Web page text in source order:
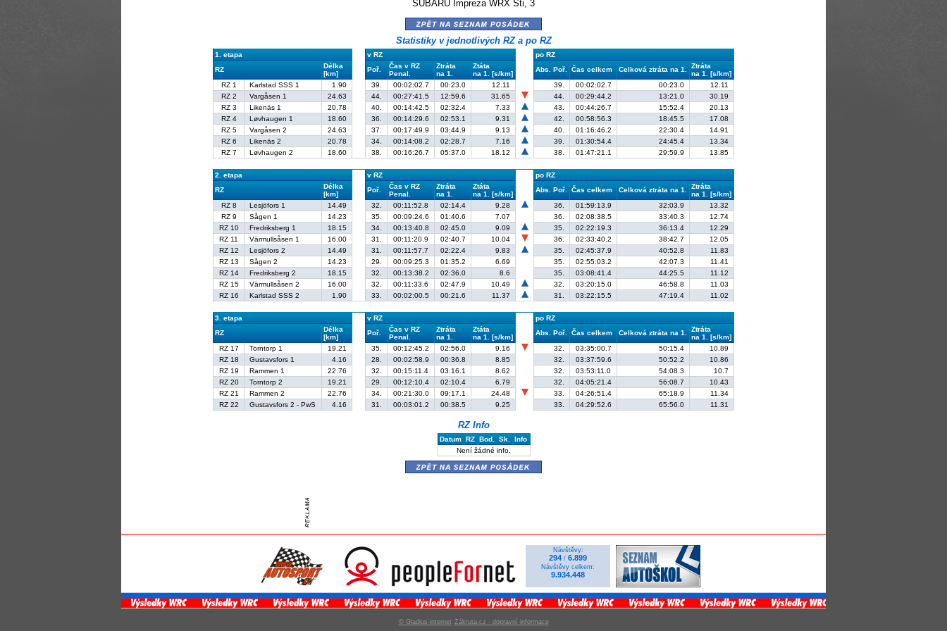
SUBARU Impreza WRX Sti, 3
zpět na seznam posádek
Statistiky v jednotlivých RZ a po RZ
1. etapa v RZ
po RZ
RZ
Délka
[km]
Poř.
Čas v RZ
Penal.
Ztráta
na 1.
Ztáta
na 1. [s/km]
Abs. Poř. Čas celkem Celková ztráta na 1.
Ztráta
na 1. [s/km]
RZ 1
Karlstad SSS 1 1.90 39. 00:02:02.7 00:23.0 12.11 39. 00:02:02.7 00:23.0
12.11
RZ 2
Vargåsen 1 24.63 44. 00:27:41.5 12:59.6 31.65 44. 00:29:44.2 13:21.0
30.19
RZ 3
Likenäs 1 20.78 40. 00:14:42.5 02:32.4 7.33 43. 00:44:26.7 15:52.4
20.13
RZ 4
Løvhaugen 1 18.60 36. 00:14:29.6 02:53.1 9.31 42. 00:58:56.3 18:45.5
17.08
RZ 5
Vargåsen 2 24.63 37. 00:17:49.9 03:44.9 9.13 40. 01:16:46.2 22:30.4
14.91
RZ 6
Likenäs 2 20.78 34. 00:14:08.2 02:28.7 7.16 39. 01:30:54.4 24:45.4
13.34
RZ 7
Løvhaugen 2 18.60 38. 00:16:26.7 05:37.0 18.12 38. 01:47:21.1 29:59.9 13.85
2. etapa v RZ
po RZ
RZ
Délka
[km]
Poř.
Čas v RZ
Penal.
Ztráta
na 1.
Ztáta
na 1. [s/km]
Abs. Poř. Čas celkem Celková ztráta na 1.
Ztráta
na 1. [s/km]
RZ 8
Lesjöfors 1 14.49 32. 00:11:52.8 02:14.4 9.28 36. 01:59:13.9 32:03.9
13.32
RZ 9
Sågen 1 14.23 35. 00:09:24.6 01:40.6 7.07 36. 02:08:38.5 33:40.3
12.74
RZ 10
Fredriksberg 1 18.15 34. 00:13:40.8 02:45.0 9.09 35. 02:22:19.3 36:13.4
12.29
RZ 11
Värmullsåsen 1 16.00 31. 00:11:20.9 02:40.7 10.04 36. 02:33:40.2 38:42.7
12.05
RZ 12
Lesjöfors 2 14.49 31. 00:11:57.7 02:22.4 9.83 35. 02:45:37.9 40:52.8
11.83
RZ 13
Sågen 2 14.23 29. 00:09:25.3 01:35.2 6.69 35. 02:55:03.2 42:07.3
11.41
RZ 14
Fredriksberg 2 18.15 32. 00:13:38.2 02:36.0 8.6 35. 03:08:41.4 44:25.5
11.12
RZ 15
Värmullsåsen 2 16.00 32. 00:11:33.6 02:47.9 10.49 32. 03:20:15.0 46:58.8
11.03
RZ 16
Karlstad SSS 2 1.90 33. 00:02:00.5 00:21.6 11.37 31. 03:22:15.5 47:19.4 11.02
3. etapa v RZ
po RZ
RZ
Délka
[km]
Poř.
Čas v RZ
Penal.
Ztráta
na 1.
Ztáta
na 1. [s/km]
Abs. Poř. Čas celkem Celková ztráta na 1.
Ztráta
na 1. [s/km]
RZ 17
Torntorp 1 19.21 35. 00:12:45.2 02:56.0 9.16 32. 03:35:00.7 50:15.4
10.89
RZ 18
Gustavsfors 1 4.16 28. 00:02:58.9 00:36.8 8.85 32. 03:37:59.6 50:52.2
10.86
RZ 19
Rammen 1 22.76 32. 00:15:11.4 03:16.1 8.62 32. 03:53:11.0 54:08.3
10.7
RZ 20
Torntorp 2 19.21 29. 00:12:10.4 02:10.4 6.79 32. 04:05:21.4 56:08.7
10.43
RZ 21
Rammen 2 22.76 34. 00:21:30.0 09:17.1 24.48 33. 04:26:51.4 65:18.9
11.34
RZ 22
Gustavsfors 2 - PwS 4.16 31. 00:03:01.2 00:38.5 9.25 33. 04:29:52.6 65:56.0 11.31
RZ Info
Datum RZ Bod. Sk.
Info
Není žádné info.
zpět na seznam posádek
Návštěvy:
294 /6.899
Návštěvy celkem:
9.934.448
© Gladius-internet Zákruta.cz - dopravní informace